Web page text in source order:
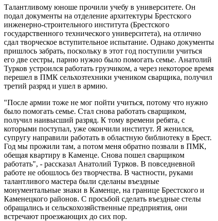
Талантливому юноше прочили учебу в университете. Он
подал документы на отделение архитектуры Брестского
инженерно-строительного института (Брестского
государственного технического университета), на отлично
сдал творческое вступительное испытание. Однако документы
пришлось забрать, поскольку в этот год поступили учиться
его две сестры, парню нужно было помогать семье. Анатолий
Турков устроился работать грузчиком, а через некоторое время
перешел в ПМК сельхозтехники учеником сварщика, получил
третий разряд и ушел в армию.
"После армии тоже не мог пойти учиться, потому что нужно
было помогать семье. Стал снова работать сварщиком,
получил наивысший разряд. К тому времени ребята, с
которыми поступал, уже окончили институт. Я женился,
супругу направили работать в областную библиотеку в Брест.
Год мы прожили там, а потом меня обратно позвали в ПМК,
обещая квартиру в Каменце. Снова пошел сварщиком
работать", - рассказал Анатолий Турков. В повседневной
работе не обошлось без творчества. В частности, руками
талантливого мастера были сделаны въездные
монументальные знаки в Каменце, на границе Брестского и
Каменецкого районов. С просьбой сделать въездные стелы
обращались и сельскохозяйственные предприятия, они
встречают проезжающих до сих пор.